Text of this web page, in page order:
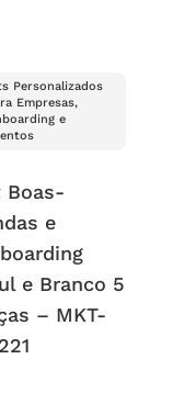
Personalizados
Empresas,
e
Boas-
e
e Branco 5
– MKT-